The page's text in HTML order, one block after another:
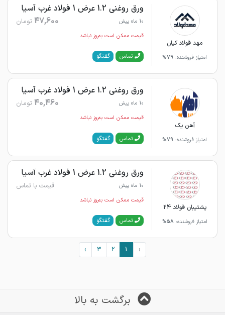
مهد فولاد کیان
امتیاز فروشنده: 79%
ورق روغنی 1.2 عرض 1 فولاد غرب آسیا
10 ماه پیش 47,600 تومان
قیمت ممکن است به‌روز نباشد
تماس گفتگو
آهن یک
امتیاز فروشنده: 79%
ورق روغنی 1.2 عرض 1 فولاد غرب آسیا
10 ماه پیش 40,460 تومان
قیمت ممکن است به‌روز نباشد
تماس گفتگو
پشتیبان فولاد 24
امتیاز فروشنده: 58%
ورق روغنی 1.2 عرض 1 فولاد غرب آسیا
10 ماه پیش قیمت با تماس
قیمت ممکن است به‌روز نباشد
تماس گفتگو
‹
1
2
3
›
برگشت به بالا